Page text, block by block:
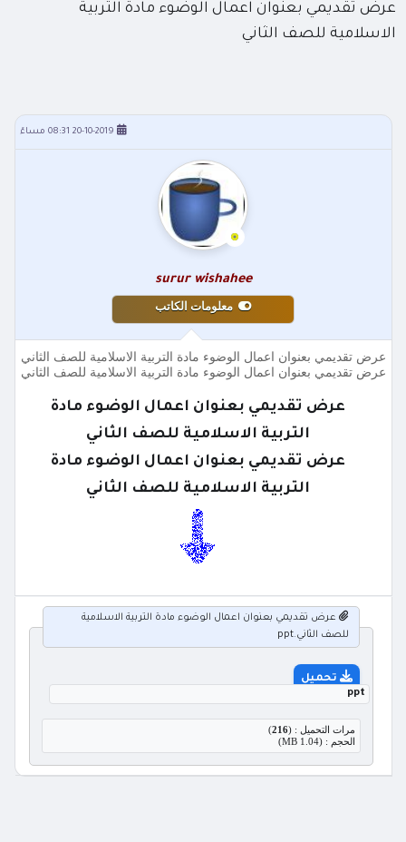
عرض تقديمي بعنوان اعمال الوضوء مادة التربية
الاسلامية للصف الثاني
20-10-2019 08:31 مساءً
surur wishahee
معلومات الكاتب
عرض تقديمي بعنوان اعمال الوضوء مادة التربية الاسلامية للصف الثاني
عرض تقديمي بعنوان اعمال الوضوء مادة التربية الاسلامية للصف الثاني
عرض تقديمي بعنوان اعمال الوضوء مادة
التربية الاسلامية للصف الثاني
عرض تقديمي بعنوان اعمال الوضوء مادة
التربية الاسلامية للصف الثاني
عرض تقديمي بعنوان اعمال الوضوء مادة التربية الاسلامية
للصف الثاني.ppt
تحميل
ppt
مرات التحميل : (216
)
الحجم : (1.04 MB)